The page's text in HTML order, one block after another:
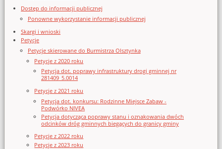
Dostęp do informacji publicznej
Ponowne wykorzystanie informacji publicznej
Skargi i wnioski
Petycje
Petycje skierowane do Burmistrza Olsztynka
Petycje z 2020 roku
Petycja dot. poprawy infrastruktury drogi gminnej nr
281409_5.0014
Petycje z 2021 roku
Petycja dot. konkursu: Rodzinne Miejsce Zabaw -
Podwórko NIVEA
Petycja dotycząca poprawy stanu i oznakowania dwóch
odcinków dróg gminnych biegących do granicy gminy
Petycje z 2022 roku
Petycje z 2023 roku